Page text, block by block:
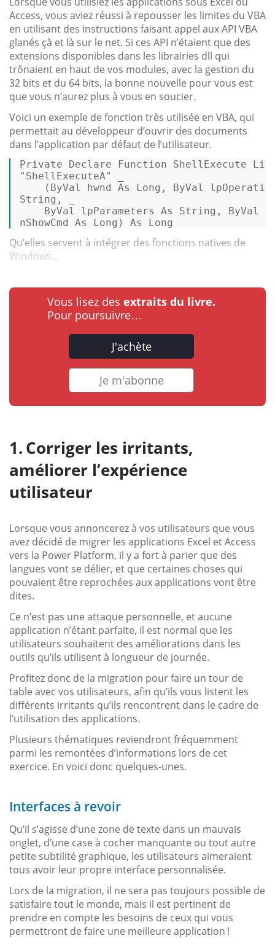
Access, vous aviez réussi à repousser les limites du VBA
en utilisant des instructions faisant appel aux API VBA
glanés çà et là sur le net. Si ces API n’étaient que des
extensions disponibles dans les librairies dll qui
trônaient en haut de vos modules, avec la gestion du
32 bits et du 64 bits, la bonne nouvelle pour vous est
que vous n’aurez plus à vous en soucier.
Voici un exemple de fonction très utilisée en VBA, qui
permettait au développeur d’ouvrir des documents
dans l’application par défaut de l’utilisateur.
Private Declare Function ShellExecute Lib
"ShellExecuteA"
( ByVal hwnd As Long , ByVal
String , _
ByVal
lpParameters As String , ByVal
nShowCmd As Long ) As Long
Qu’elles servent à intégrer des fonctions natives de
Windows...
Vous lisez des extraits du livre.
Pour poursuivre…
J'achète
Je m'abonne
Corriger les irritants,
améliorer l’expérience
utilisateur
Lorsque vous annoncerez à vos utilisateurs que vous
avez décidé de migrer les applications Excel et Access
vers la Power Platform, il y a fort à parier que des
langues vont se délier, et que certaines choses qui
pouvaient être reprochées aux applications vont être
dites.
Ce n’est pas une attaque personnelle, et aucune
application n’étant parfaite, il est normal que les
utilisateurs souhaitent des améliorations dans les
outils qu’ils utilisent à longueur de journée.
Profitez donc de la migration pour faire un tour de
table avec vos utilisateurs, afin qu’ils vous listent les
différents irritants qu’ils rencontrent dans le cadre de
l’utilisation des applications.
Plusieurs thématiques reviendront fréquemment
parmi les remontées d’informations lors de cet
exercice. En voici donc quelques-unes.
Interfaces à revoir
Qu’il s’agisse d’une zone de texte dans un mauvais
onglet, d’une case à cocher manquante ou tout autre
petite subtilité graphique, les utilisateurs aimeraient
tous avoir leur propre interface personnalisée.
Lors de la migration, il ne sera pas toujours possible de
satisfaire tout le monde, mais il est pertinent de
prendre en compte les besoins de ceux qui vous
permettront de faire une meilleure application !